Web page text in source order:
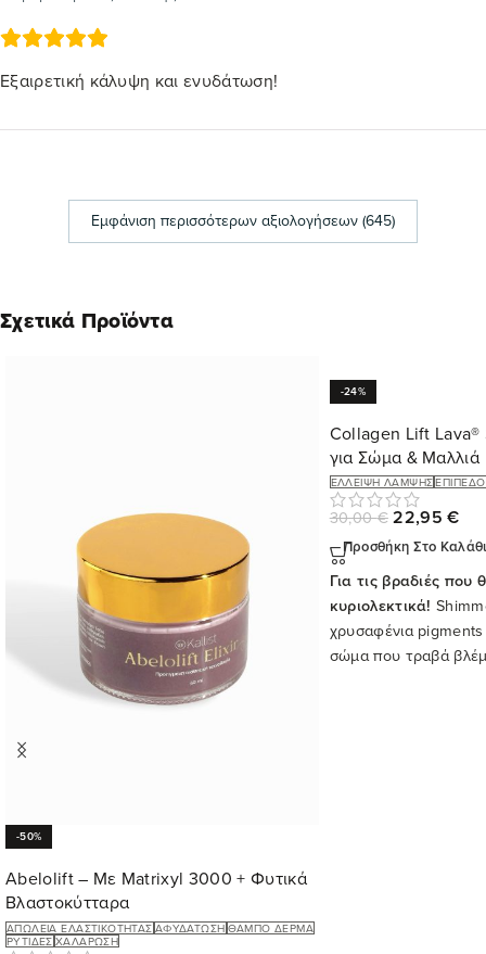
Εξαιρετική κάλυψη και ενυδάτωση!
Εμφάνιση περισσότερων αξιολογήσεων (645)
Σχετικά Προϊόντα
-50%
Abelolift – Με Matrixyl 3000 + Φυτικά
Βλαστοκύτταρα
ΑΠΏΛΕΙΑ ΕΛΑΣΤΙΚΌΤΗΤΑΣΑΦΥΔΆΤΩΣΗΘΑΜΠΌ ΔΈΡΜΑ
ΡΥΤΊΔΕΣΧΑΛΆΡΩΣΗ
-24%
Collagen Lift
για Σώμα & Μαλλιά
ΈΛΛΕΙΨΗ ΛΆΜΨΗΣΕΠΊΠΕΔΟ
30,00€ 22,95€
Προσθήκη Στο Καλάθι
Για τις βραδιές που
κυριολεκτικά!
χρυσαφένια
σώμα που τραβά